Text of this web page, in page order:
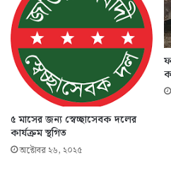
৫ মাসের জন্য স্বেচ্ছাসেবক দলের
কার্যক্রম স্থগিত
অক্টোবর ২৬, ২০২৫